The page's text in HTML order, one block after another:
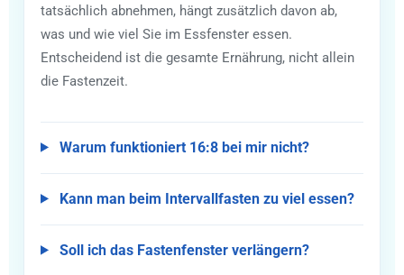
tatsächlich abnehmen, hängt zusätzlich davon ab,
was und wie viel Sie im Essfenster essen.
Entscheidend ist die gesamte Ernährung, nicht allein
die Fastenzeit.
Warum funktioniert 16:8 bei mir nicht?
Kann man beim Intervallfasten zu viel essen?
Soll ich das Fastenfenster verlängern?